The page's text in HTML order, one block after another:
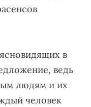
в
ведь
людям и их
человек